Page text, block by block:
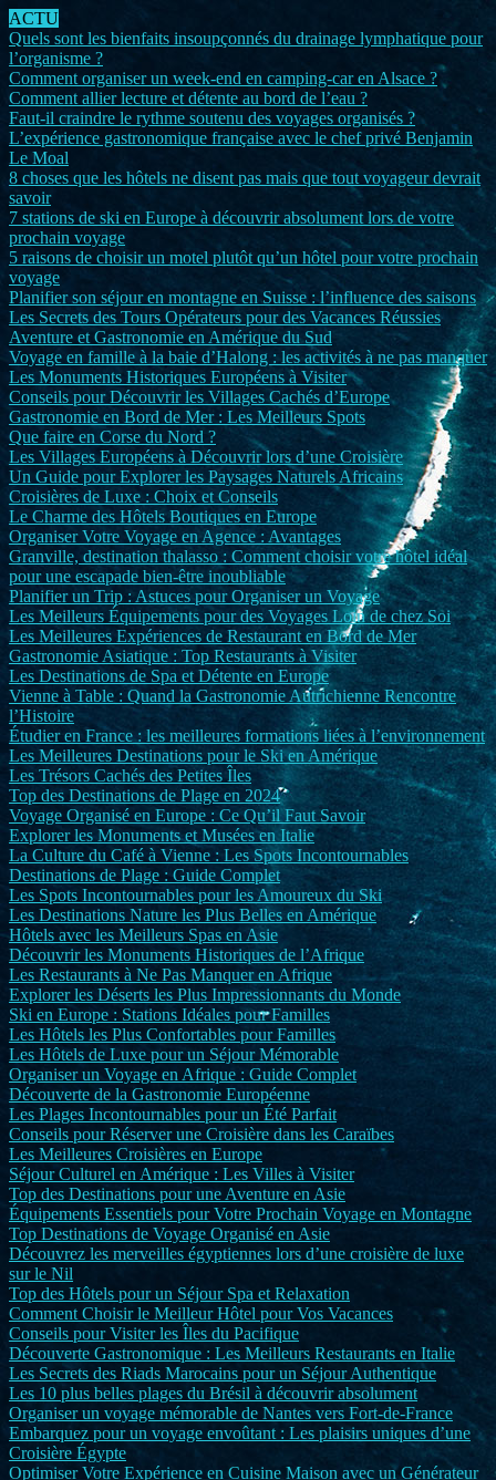
ACTU
Quels sont les bienfaits insoupçonnés du drainage lymphatique pour
l’organisme ?
Comment organiser un week-end en camping-car en Alsace ?
Comment allier lecture et détente au bord de l’eau ?
Faut-il craindre le rythme soutenu des voyages organisés ?
L’expérience gastronomique française avec le chef privé Benjamin
Le Moal
8 choses que les hôtels ne disent pas mais que tout voyageur devrait
savoir
7 stations de ski en Europe à découvrir absolument lors de votre
prochain voyage
5 raisons de choisir un motel plutôt qu’un hôtel pour votre prochain
voyage
Planifier son séjour en montagne en Suisse : l’influence des saisons
Les Secrets des Tours Opérateurs pour des Vacances Réussies
Aventure et Gastronomie en Amérique du Sud
Voyage en famille à la baie d’Halong : les activités à ne pas manquer
Les Monuments Historiques Européens à Visiter
Conseils pour Découvrir les Villages Cachés d’Europe
Gastronomie en Bord de Mer : Les Meilleurs Spots
Que faire en Corse du Nord ?
Les Villages Européens à Découvrir lors d’une Croisière
Un Guide pour Explorer les Paysages Naturels Africains
Croisières de Luxe : Choix et Conseils
Le Charme des Hôtels Boutiques en Europe
Organiser Votre Voyage en Agence : Avantages
Granville, destination thalasso : Comment choisir votre hôtel idéal
pour une escapade bien-être inoubliable
Planifier un Trip : Astuces pour Organiser un Voyage
Les Meilleurs Équipements pour des Voyages Loin de chez Soi
Les Meilleures Expériences de Restaurant en Bord de Mer
Gastronomie Asiatique : Top Restaurants à Visiter
Les Destinations de Spa et Détente en Europe
Vienne à Table : Quand la Gastronomie Autrichienne Rencontre
l’Histoire
Étudier en France : les meilleures formations liées à l’environnement
Les Meilleures Destinations pour le Ski en Amérique
Les Trésors Cachés des Petites Îles
Top des Destinations de Plage en 2024
Voyage Organisé en Europe : Ce Qu’il Faut Savoir
Explorer les Monuments et Musées en Italie
La Culture du Café à Vienne : Les Spots Incontournables
Destinations de Plage : Guide Complet
Les Spots Incontournables pour les Amoureux du Ski
Les Destinations Nature les Plus Belles en Amérique
Hôtels avec les Meilleurs Spas en Asie
Découvrir les Monuments Historiques de l’Afrique
Les Restaurants à Ne Pas Manquer en Afrique
Explorer les Déserts les Plus Impressionnants du Monde
Ski en Europe : Stations Idéales pour Familles
Les Hôtels les Plus Confortables pour Familles
Les Hôtels de Luxe pour un Séjour Mémorable
Organiser un Voyage en Afrique : Guide Complet
Découverte de la Gastronomie Européenne
Les Plages Incontournables pour un Été Parfait
Conseils pour Réserver une Croisière dans les Caraïbes
Les Meilleures Croisières en Europe
Séjour Culturel en Amérique : Les Villes à Visiter
Top des Destinations pour une Aventure en Asie
Équipements Essentiels pour Votre Prochain Voyage en Montagne
Top Destinations de Voyage Organisé en Asie
Découvrez les merveilles égyptiennes lors d’une croisière de luxe
sur le Nil
Top des Hôtels pour un Séjour Spa et Relaxation
Comment Choisir le Meilleur Hôtel pour Vos Vacances
Conseils pour Visiter les Îles du Pacifique
Découverte Gastronomique : Les Meilleurs Restaurants en Italie
Les Secrets des Riads Marocains pour un Séjour Authentique
Les 10 plus belles plages du Brésil à découvrir absolument
Organiser un voyage mémorable de Nantes vers Fort-de-France
Embarquez pour un voyage envoûtant : Les plaisirs uniques d’une
Croisière Égypte
Optimiser Votre Expérience en Cuisine Maison avec un Générateur